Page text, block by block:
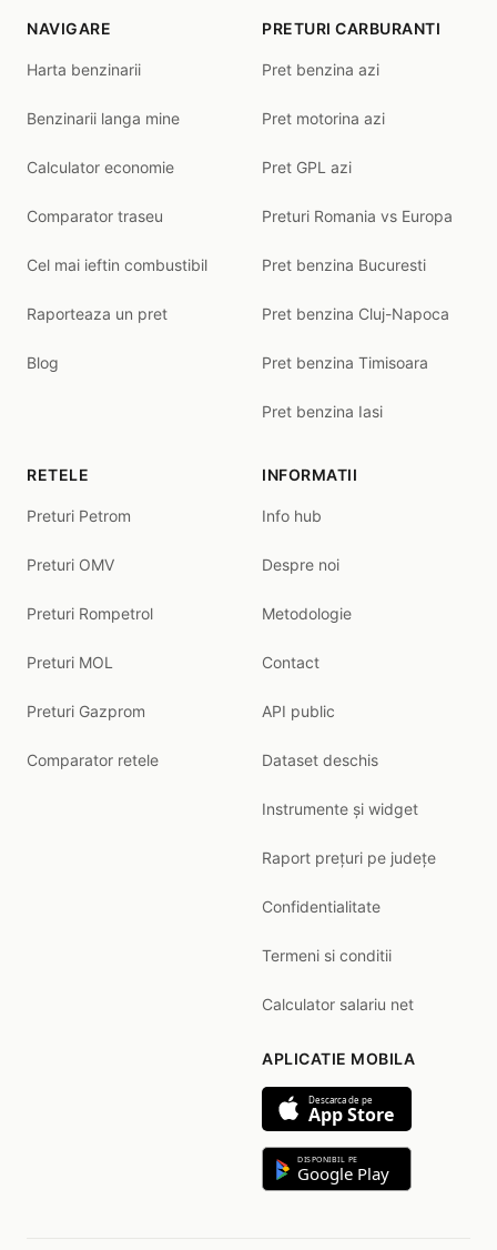
NAVIGARE
Harta benzinarii
Benzinarii langa mine
Calculator economie
Comparator traseu
Cel mai ieftin combustibil
Raporteaza un pret
Blog
PRETURI CARBURANTI
Pret benzina azi
Pret motorina azi
Pret GPL azi
Preturi Romania vs Europa
Pret benzina Bucuresti
Pret benzina Cluj-Napoca
Pret benzina Timisoara
Pret benzina Iasi
RETELE
Preturi Petrom
Preturi OMV
Preturi Rompetrol
Preturi MOL
Preturi Gazprom
Comparator retele
INFORMATII
Info hub
Despre noi
Metodologie
Contact
API public
Dataset deschis
Instrumente și widget
Raport prețuri pe județe
Confidentialitate
Termeni si conditii
Calculator salariu net
APLICATIE MOBILA
Descarca de pe
App Store
DISPONIBIL PE
Google Play